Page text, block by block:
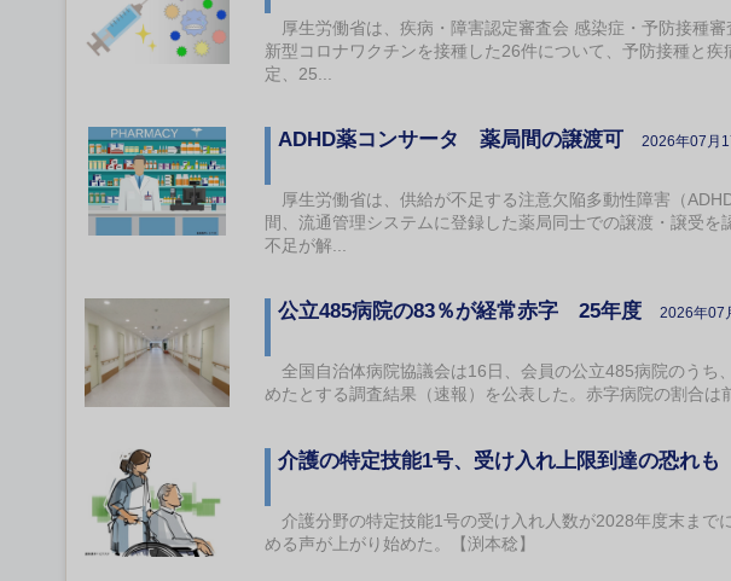
厚生労働省は、疾病・障害認定審査会 感染症・予防接種審
新型コロナワクチンを接種した26件について、予防接種と
定、25...
ADHD薬コンサータ 薬局間の譲渡可 2026年07月
厚生労働省は、供給が不足する注意欠陥多動性障害（
間、流通管理システムに登録した薬局同士での譲渡・譲受
不足が解...
公立485病院の83％が経常赤字 25年度 2026年07
全国自治体病院協議会は16日、会員の公立485病院のうち
めたとする調査結果（速報）を公表した。赤字病院の割合は
介護の特定技能1号、受け入れ上限到達の恐れも
介護分野の特定技能1号の受け入れ人数が2028年度末まで
める声が上がり始めた。【渕本稔】